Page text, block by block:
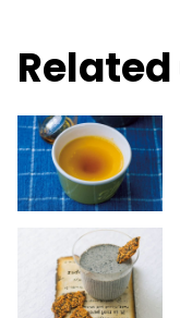
Related